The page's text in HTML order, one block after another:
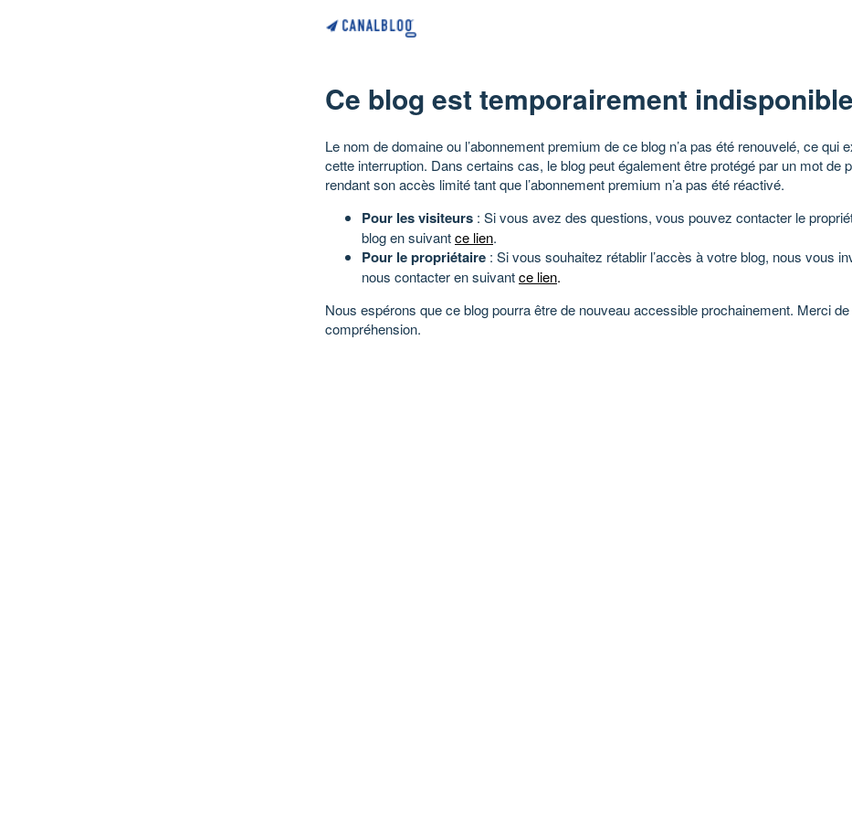
Ce blog est temporairement indisponible
Le nom de domaine ou l’abonnement premium de ce blog n’a pas été renouvelé, ce qui
cette interruption. Dans certains cas, le blog peut également être protégé par un mot de
rendant son accès limité tant que l’abonnement premium n’a pas été réactivé.
Pour les visiteurs : Si vous avez des questions, vous pouvez contacter le
blog en suivantce lien.
Pour le propriétaire : Si vous souhaitez rétablir l’accès à votre blog, nous vous
nous contacter en suivantce lien.
Nous espérons que ce blog pourra être de nouveau accessible prochainement. Merci
compréhension.